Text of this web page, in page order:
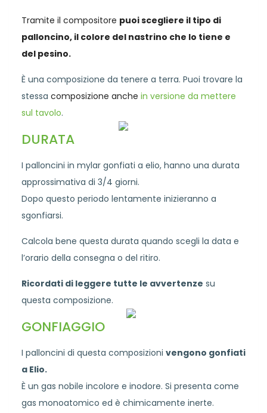
Tramite il compositore puoi scegliere il tipo di
palloncino, il colore del nastrino che lo tiene e
del pesino.
È una composizione da tenere a terra. Puoi trovare la
stessa composizione anche in versione da mettere
sul tavolo.
DURATA
I palloncini in mylar gonfiati a elio, hanno una durata
approssimativa di 3/4 giorni.
Dopo questo periodo lentamente inizieranno a
sgonfiarsi.
Calcola bene questa durata quando scegli la data e
l’orario della consegna o del ritiro.
Ricordati di leggere tutte le avvertenze su
questa composizione.
GONFIAGGIO
I palloncini di questa composizioni vengono gonfiati
a Elio.
È un gas nobile incolore e inodore. Si presenta come
gas monoatomico ed è chimicamente inerte.